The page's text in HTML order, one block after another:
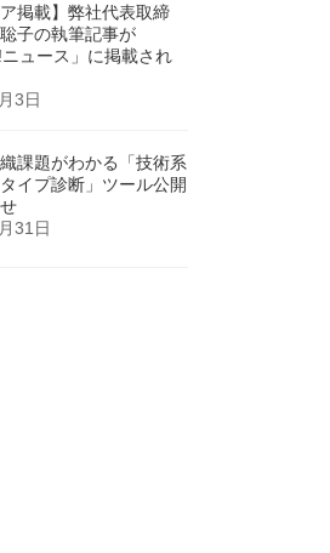
ア掲載】弊社代表取締
子の執筆記事が
ニュース」に掲載され
3日
課題がわかる「技術系
イプ診断」ツール公開
31日